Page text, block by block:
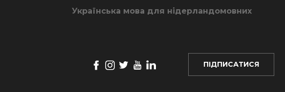
Українська мова для нідерландомовних
ПІДПИСАТИСЯ